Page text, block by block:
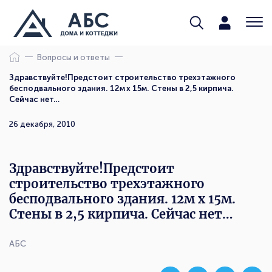
Вопросы и ответы
Здравствуйте!Предстоит строительство трехэтажного
бесподвального здания. 12м х 15м. Стены в 2,5 кирпича.
Сейчас нет…
АБС
26 декабря, 2010
Здравствуйте!Предстоит
строительство трехэтажного
бесподвального здания. 12м х 15м.
Стены в 2,5 кирпича. Сейчас нет…